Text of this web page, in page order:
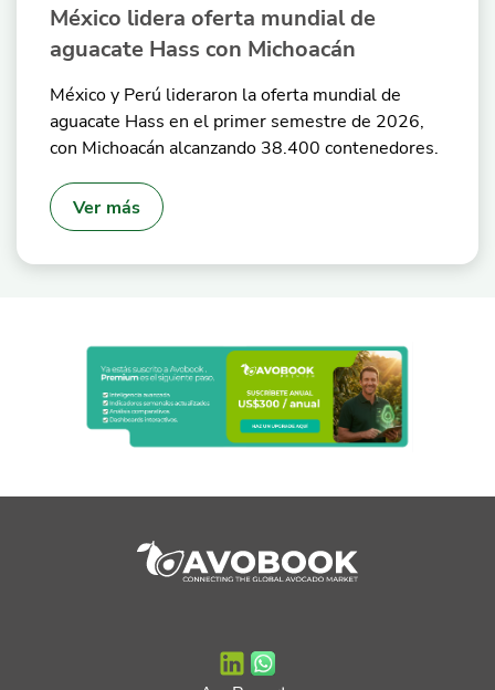
México lidera oferta mundial de
aguacate Hass con Michoacán
México y Perú lideraron la oferta mundial de
aguacate Hass en el primer semestre de 2026,
con Michoacán alcanzando 38.400 contenedores.
Ver más